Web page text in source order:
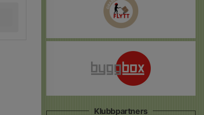
Klubbpartners